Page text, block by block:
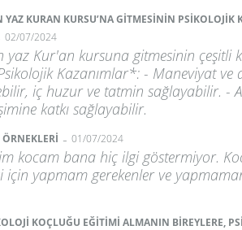
YAZ KURAN KURSU’NA GİTMESİNİN PSİKOLOJİK
02/07/2024
yaz Kur'an kursuna gitmesinin çeşitli
Kazanımlar*: - Maneviyat ve
iç huzur ve tatmin sağlayabilir. -
katkı sağlayabilir.
- 01/07/2024
kocam bana hiç ilgi göstermiyor.
için yapmam gerekenler ve
KOÇLUĞU EĞİTİMİ ALMANIN BİREYLERE,